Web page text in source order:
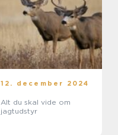
12. december 2024
Alt du skal vide om
jagtudstyr